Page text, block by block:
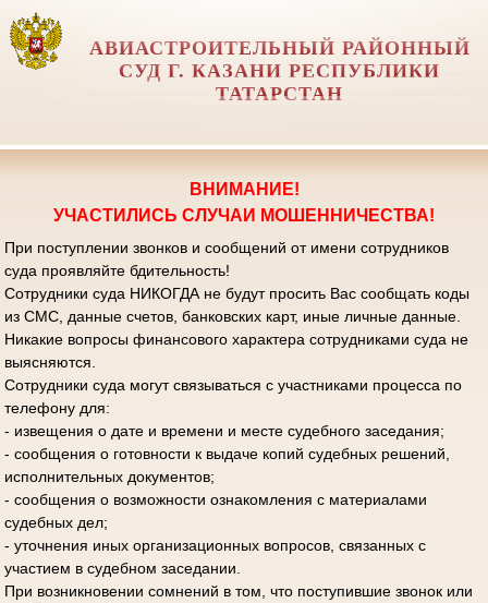
АВИАСТРОИТЕЛЬНЫЙ РАЙОННЫЙ
СУД Г. КАЗАНИ РЕСПУБЛИКИ
ТАТАРСТАН
ВНИМАНИЕ!
УЧАСТИЛИСЬ СЛУЧАИ МОШЕННИЧЕСТВА!
При поступлении звонков и сообщений от имени сотрудников
суда проявляйте бдительность!
Сотрудники суда НИКОГДА не будут просить Вас сообщать коды
из СМС, данные счетов, банковских карт, иные личные данные.
Никакие вопросы финансового характера сотрудниками суда не
выясняются.
Сотрудники суда могут связываться с участниками процесса по
телефону для:
- извещения о дате и времени и месте судебного заседания;
- сообщения о готовности к выдаче копий судебных решений,
исполнительных документов;
- сообщения о возможности ознакомления с материалами
судебных дел;
- уточнения иных организационных вопросов, связанных с
участием в судебном заседании.
При возникновении сомнений в том, что поступившие звонок или